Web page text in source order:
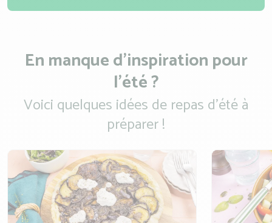
En manque d’inspiration pour
l'été ?
Voici quelques idées de repas d'été à
préparer !